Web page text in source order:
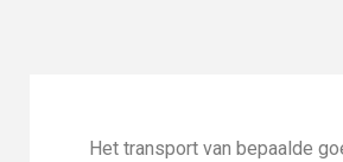
Het transport van bepaalde